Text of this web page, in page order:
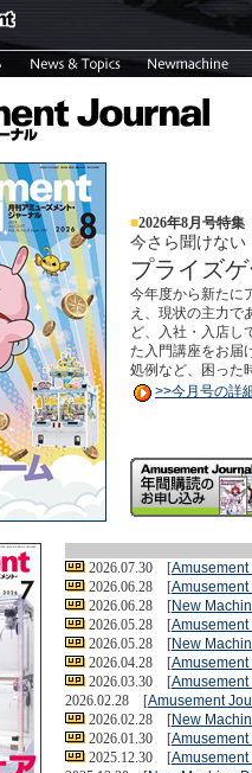
■2026年8月号特集
今さら聞けない
プライズ
今年度から新たに
え、現状の主力で
ど、入社・入店し
た入門講座をお届
処例など、困った
>>今月号の詳
2026.07.30 [
2026.06.28 [
2026.06.28 [New
2026.05.28 [
2026.05.28 [New
2026.04.28 [
2026.03.30 [
2026.02.28 [Amusement
2026.02.28 [New
2026.01.30 [
2025.12.30 [